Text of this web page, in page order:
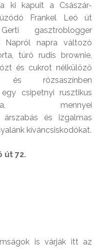
ki kapuit a Császár-
Frankel Leó út
gasztroblogger
Napról napra változó
túró rudis brownie,
és cukrot nélkülöző
rózsaszínben
csipetnyi rusztikus
mennyei
árszabás és izgalmas
kíváncsiskodókat.
út 72.
is várják itt az